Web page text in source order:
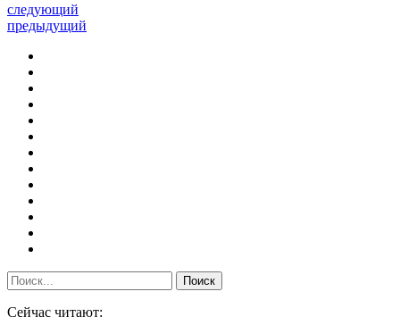
следующий
предыдущий
Сейчас читают: